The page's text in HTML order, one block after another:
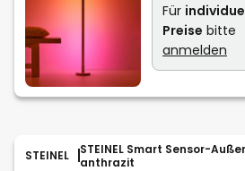
Für
Preise bitte
anmelden
STEINEL
STEINEL Smart Sensor-
anthrazit